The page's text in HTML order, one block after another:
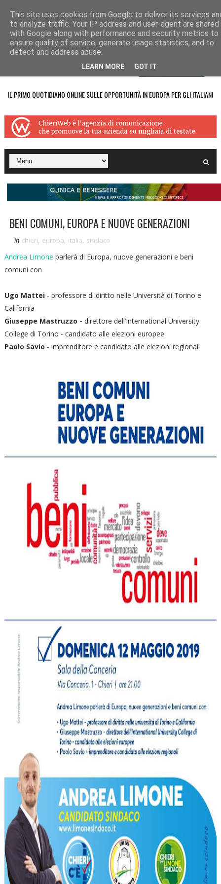
IL PRIMO QUOTIDIANO ONLINE SULLE OPPORTUNITÀ IN EUROPA PER GLI ITALIANI
BENI COMUNI, EUROPA E NUOVE GENERAZIONI
in chieri europa italia sindaco
Andrea Limone parlerà di Europa, nuove generazioni e beni
comuni con
Ugo Mattei - professore di diritto nelle Università di Torino e
California
Giuseppe Mastruzzo - direttore dell’International University
College di Torino - candidato alle elezioni europee
Paolo Savio - imprenditore e candidato alle elezioni regionali
This site uses cookies from Google to deliver its services
to analyze traffic. Your IP address and user-agent are shared
with Google along with performance and security metrics to
ensure quality of service, generate usage statistics, and to
detect and address abuse.
LEARN MORE GOT IT